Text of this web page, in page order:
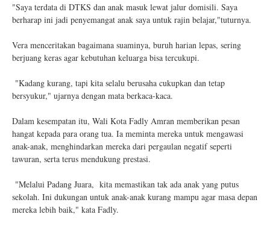
"Saya terdata di DTKS dan anak masuk lewat jalur domisili. Saya
berharap ini jadi penyemangat anak saya untuk rajin belajar,"tuturnya.
Vera menceritakan bagaimana suaminya, buruh harian lepas, sering
berjuang keras agar kebutuhan keluarga bisa tercukupi.
"Kadang kurang, tapi kita selalu berusaha cukupkan dan tetap
bersyukur," ujarnya dengan mata berkaca-kaca.
Dalam kesempatan itu, Wali Kota Fadly Amran memberikan pesan
hangat kepada para orang tua. Ia meminta mereka untuk mengawasi
anak-anak, menghindarkan mereka dari pergaulan negatif seperti
tawuran, serta terus mendukung prestasi.
"Melalui Padang Juara, kita memastikan tak ada anak yang putus
sekolah. Ini dukungan untuk anak-anak kurang mampu agar masa depan
mereka lebih baik," kata Fadly.